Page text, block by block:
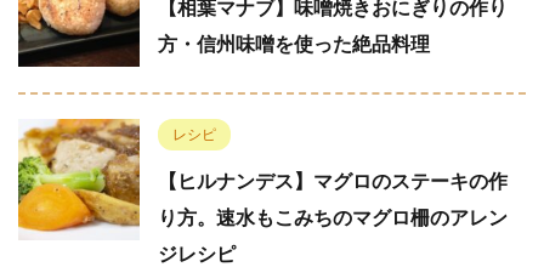
【相葉マナブ】味噌焼きおにぎりの作り
方・信州味噌を使った絶品料理
レシピ
【ヒルナンデス】マグロのステーキの作
り方。速水もこみちのマグロ柵のアレン
ジレシピ